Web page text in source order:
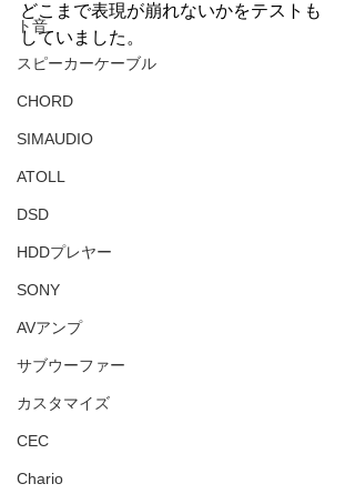
ト音
スピーカーケーブル
CHORD
SIMAUDIO
ATOLL
DSD
HDDプレヤー
SONY
AVアンプ
サブウーファー
カスタマイズ
CEC
Chario
どこまで表現が崩れないかをテストも
していました。